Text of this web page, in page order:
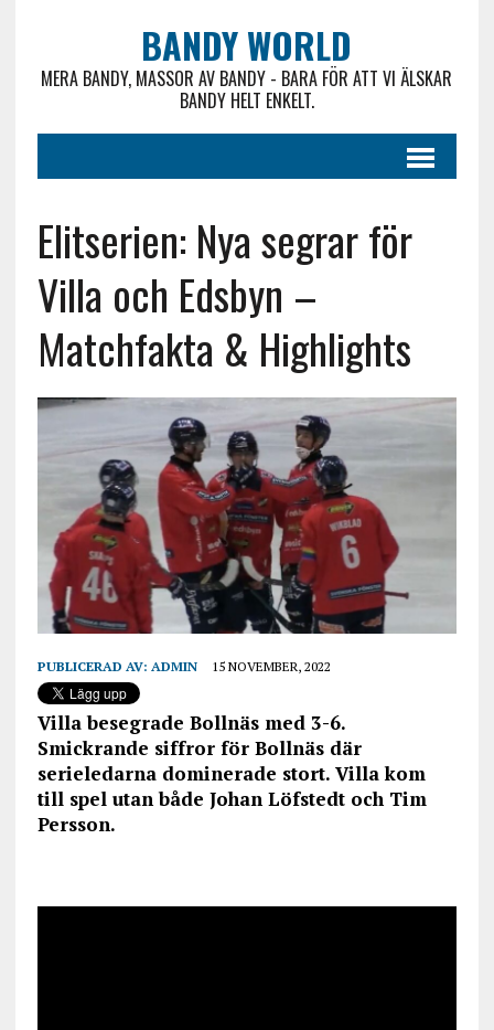
BANDY WORLD
MERA BANDY, MASSOR AV BANDY - BARA FÖR ATT VI ÄLSKAR
BANDY HELT ENKELT.
Elitserien: Nya segrar för
Villa och Edsbyn –
Matchfakta & Highlights
PUBLICERAD AV: ADMIN 15 NOVEMBER, 2022
Villa besegrade Bollnäs med 3-6.
Smickrande siffror för Bollnäs där
serieledarna dominerade stort. Villa kom
till spel utan både Johan Löfstedt och Tim
Persson.